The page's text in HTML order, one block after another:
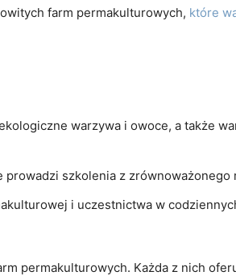
⁣farm permakulturowych, które
warzywa i‌ owoce, a także
prowadzi szkolenia z zrównoważonego
i uczestnictwa⁣ w
⁤permakulturowych. Każda z nich